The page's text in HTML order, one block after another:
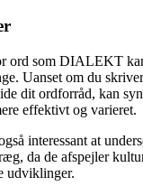
ord som DIALEKT
Uanset om du
dit ordforråd, kan
effektivt og varieret.
interessant at
da de afspejler
udviklinger.